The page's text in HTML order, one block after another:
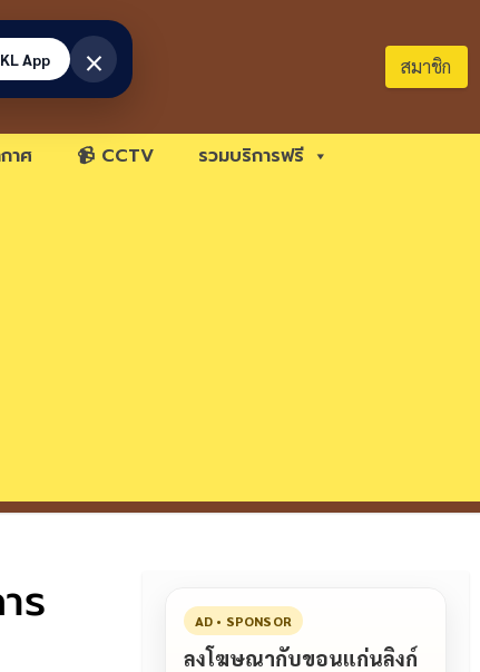
สมาชิก
าศ 📹 CCTV รวมบริการฟรี
ร AD • SPONSOR
ลงโฆษณากับขอนแก่นลิงก์
App ×